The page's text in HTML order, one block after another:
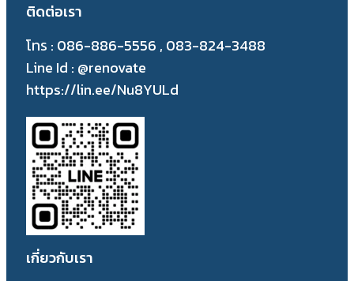
ติดต่อเรา
โทร : 086-886-5556 , 083-824-3488
Line Id : @renovate
https://lin.ee/Nu8YULd
เกี่ยวกับเรา